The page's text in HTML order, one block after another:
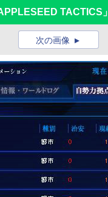
TACTICS」
次の画像